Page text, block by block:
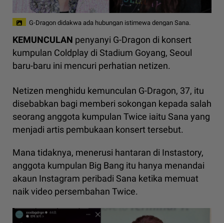
G-Dragon didakwa ada hubungan istimewa dengan Sana.
KEMUNCULAN penyanyi G-Dragon di konsert
kumpulan Coldplay di Stadium Goyang, Seoul
baru-baru ini mencuri perhatian netizen.
Netizen menghidu kemunculan G-Dragon, 37, itu
disebabkan bagi memberi sokongan kepada salah
seorang anggota kumpulan Twice iaitu Sana yang
menjadi artis pembukaan konsert tersebut.
Mana tidaknya, menerusi hantaran di Instastory,
anggota kumpulan Big Bang itu hanya menandai
akaun Instagram peribadi Sana ketika memuat
naik video persembahan Twice.